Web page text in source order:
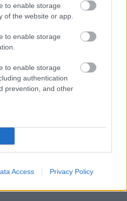
to enable storage
of the website or app.
to enable storage
to enable storage
authentication
prevention, and other
Access Privacy Policy
számítógépes interakció egy
rendszeren keresztül zajlik
legalábbis a Microsoft
biztonságos mozgást az új
#openai #chatgpt